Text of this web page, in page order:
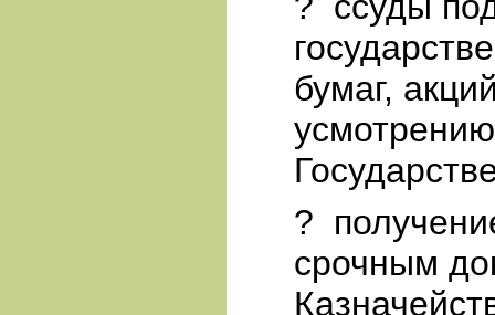
бумаг,
?
срочным